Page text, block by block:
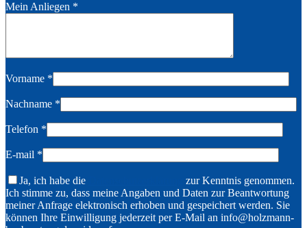
Mein Anliegen *
Vorname *
Nachname *
Telefon *
E-mail *
Ja, ich habe die
zur Kenntnis genommen.
Ich stimme zu, dass meine Angaben und Daten zur Beantwortung
meiner Anfrage elektronisch erhoben und gespeichert werden. Sie
können Ihre Einwilligung jederzeit per E-Mail an info@holzmann-